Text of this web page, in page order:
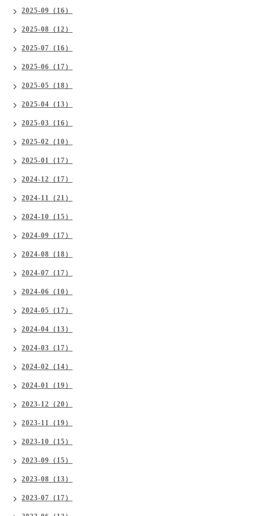
2025-09（16）
2025-08（12）
2025-07（16）
2025-06（17）
2025-05（18）
2025-04（13）
2025-03（16）
2025-02（10）
2025-01（17）
2024-12（17）
2024-11（21）
2024-10（15）
2024-09（17）
2024-08（18）
2024-07（17）
2024-06（10）
2024-05（17）
2024-04（13）
2024-03（17）
2024-02（14）
2024-01（19）
2023-12（20）
2023-11（19）
2023-10（15）
2023-09（15）
2023-08（13）
2023-07（17）